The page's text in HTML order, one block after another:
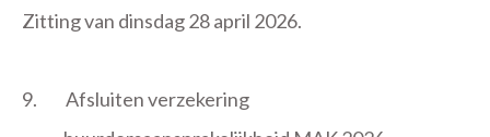
Zitting van dinsdag 28 april 2026.
9.
Afsluiten verzekering